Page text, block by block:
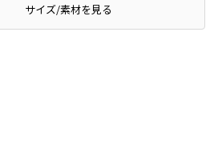
サイズ/素材を見る